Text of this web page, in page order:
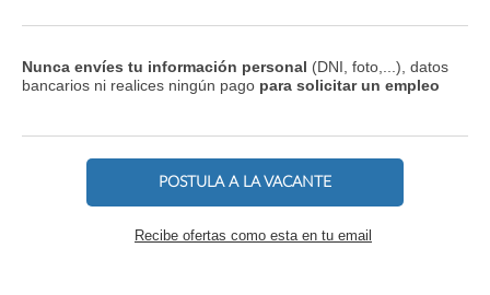
Nunca envíes tu información personal (DNI, foto,...), datos
bancarios ni realices ningún pago para solicitar un empleo
POSTULA A LA VACANTE
Recibe ofertas como esta en tu email